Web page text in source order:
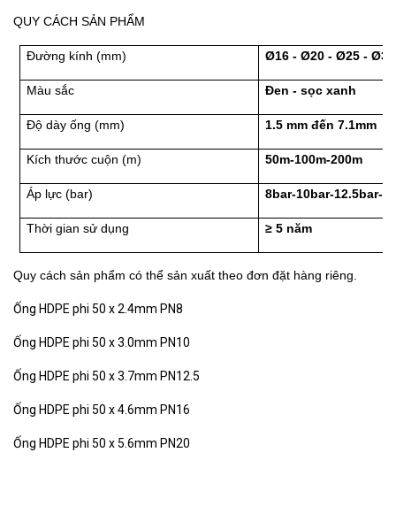
QUY CÁCH SẢN PHẨM
Đường kính (mm) Ø16 - Ø20 - Ø25 -
Màu sắc Đen - sọc xanh
Độ dày ống (mm) 1.5 mm đến 7.1mm
Kích thước cuộn (m) 50m-100m-200m
Áp lực (bar) 8bar-10bar-12.5bar-
Thời gian sử dụng ≥ 5 năm
Quy cách sản phẩm có thể sản xuất theo đơn đặt hàng riêng.
Ống HDPE phi 50 x 2.4mm PN8
Ống HDPE phi 50 x 3.0mm PN10
Ống HDPE phi 50 x 3.7mm PN12.5
Ống HDPE phi 50 x 4.6mm PN16
Ống HDPE phi 50 x 5.6mm PN20